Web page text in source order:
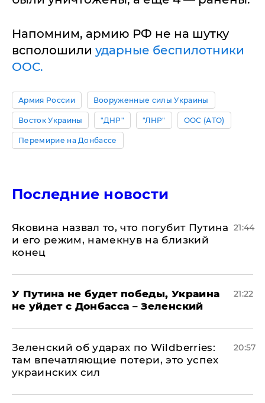
Напомним, армию РФ не на шутку
всполошили ударные беспилотники
ООС.
Армия России Вооруженные силы Украины
Восток Украины "ДНР" "ЛНР" ООС (АТО)
Перемирие на Донбассе
Последние новости
Яковина назвал то, что погубит Путина
и его режим, намекнув на близкий
конец
21:44
У Путина не будет победы, Украина
не уйдет с Донбасса – Зеленский
21:22
Зеленский об ударах по Wildberries:
там впечатляющие потери, это успех
украинских сил
20:57